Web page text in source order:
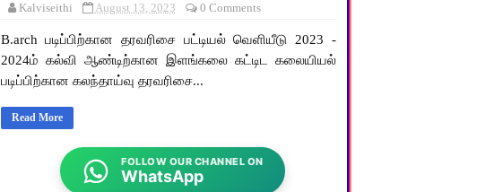
Kalviseithi August 13, 2023 0 Comments
B.arch படிப்பிற்கான தரவரிசை பட்டியல் வெளியீடு 2023 -
2024ம் கல்வி ஆண்டிற்கான இளங்கலை கட்டிட கலையியல்
படிப்பிற்கான கலந்தாய்வு தரவரிசை...
Read More
FOLLOW OUR CHANNEL ON
WhatsApp